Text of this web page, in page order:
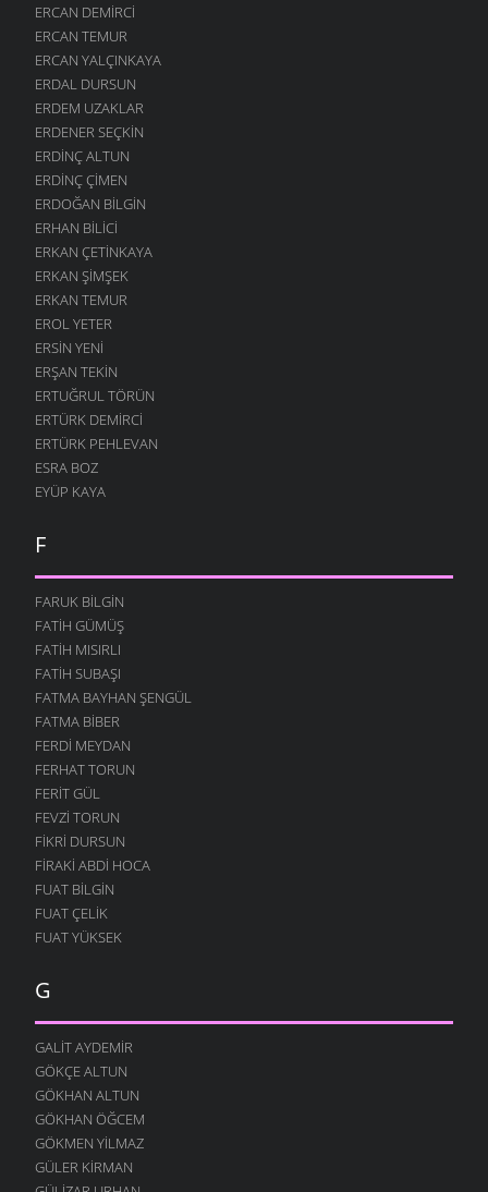
ERCAN DEMIRCI
ERCAN TEMUR
ERCAN YALÇINKAYA
ERDAL DURSUN
ERDEM UZAKLAR
ERDENER SEÇKIN
ERDINÇ ALTUN
ERDINÇ ÇIMEN
ERDOĞAN BILGIN
ERHAN BILICI
ERKAN ÇETINKAYA
ERKAN ŞIMŞEK
ERKAN TEMUR
EROL YETER
ERSIN YENI
ERŞAN TEKIN
ERTUĞRUL TÖRÜN
ERTÜRK DEMIRCI
ERTÜRK PEHLEVAN
ESRA BOZ
EYÜP KAYA
F
FARUK BILGIN
FATIH GÜMÜŞ
FATIH MISIRLI
FATIH SUBAŞI
FATMA BAYHAN ŞENGÜL
FATMA BIBER
FERDI MEYDAN
FERHAT TORUN
FERIT GÜL
FEVZI TORUN
FIKRI DURSUN
FIRAKI ABDI HOCA
FUAT BILGIN
FUAT ÇELIK
FUAT YÜKSEK
G
GALIT AYDEMIR
GÖKÇE ALTUN
GÖKHAN ALTUN
GÖKHAN ÖĞCEM
GÖKMEN YILMAZ
GÜLER KIRMAN